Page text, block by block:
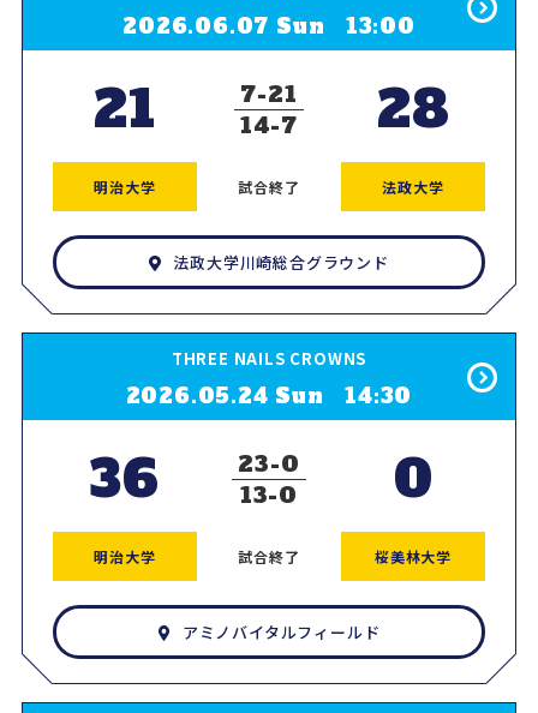
2026.06.07 Sun 13:00
試合終了
明治大学 法政大学
21 28
7 21
14 7
法政大学川崎総合グラウンド
THREE NAILS CROWNS
2026.05.24 Sun 14:30
試合終了
明治大学 桜美林大学
36 0
23 0
13 0
アミノバイタルフィールド